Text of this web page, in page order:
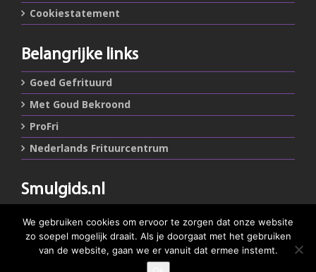
Cookiestatement
Belangrijke links
Goed Gefrituurd
Met Goud Bekroond
ProFri
Nederlands Frituurcentrum
Smulgids.nl
Blaarthemseweg 72
5502 JW Veldhoven
We gebruiken cookies om ervoor te zorgen dat onze website
zo soepel mogelijk draait. Als je doorgaat met het gebruiken
van de website, gaan we er vanuit dat ermee instemt.